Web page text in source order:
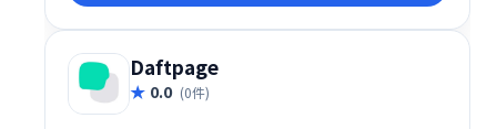
Daftpage
0.0 (0件)